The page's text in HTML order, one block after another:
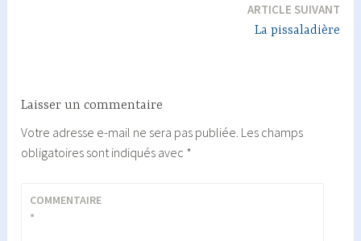
ARTICLE SUIVANT
La pissaladière
Laisser un commentaire
Votre adresse e-mail ne sera pas publiée. Les champs
obligatoires sont indiqués avec *
COMMENTAIRE
*